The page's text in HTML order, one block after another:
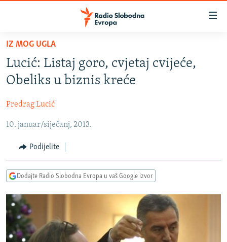
Pređite
glavni
sadržaj
na
navigaciju
Pređite
pretragu
BOSNA I HERCEGOVINA
KOSOVO
CRNA GORA
VIZUELNO
FOTOGALERIJE
INFOGRAFIKE
PODCASTI
RAT U UKRAJINI
KINA NA BALKANU
RSE PRIČE IZ SVIJETA
ISPRIČAJ MI
IZ MOG UGLA
Lucić: Listaj goro, cvjetaj cvijeće,
Obeliks u biznis kreće
Predrag Lucić
10. januar/siječanj, 2013.
Podijelite
Dodajte Radio Slobodna Evropa u vaš Google izvor